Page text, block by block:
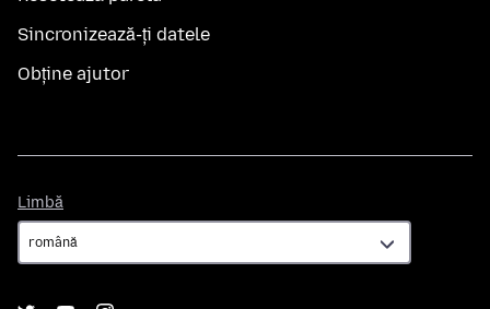
Sincronizează-ți datele
Obține ajutor
Limbă